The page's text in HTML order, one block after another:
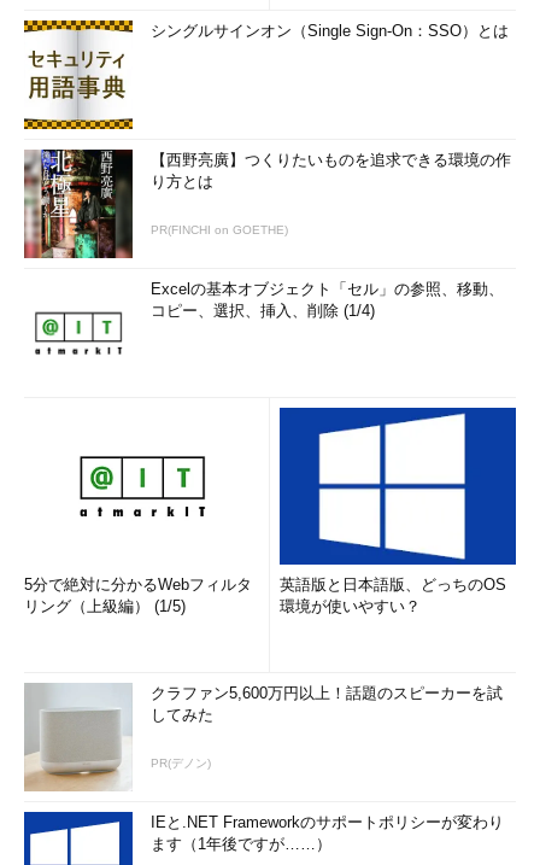
シングルサインオン（Single Sign-On：SSO）とは
【西野亮廣】つくりたいものを追求できる環境の作
り方とは
PR(FINCHI on GOETHE)
Excelの基本オブジェクト「セル」の参照、移動、
コピー、選択、挿入、削除 (1/4)
5分で絶対に分かるWebフィルタ
リング（上級編） (1/5)
英語版と日本語版、どっちのOS
環境が使いやすい？
クラファン5,600万円以上！話題のスピーカーを試
してみた
PR(デノン)
IEと.NET Frameworkのサポートポリシーが変わり
ます（1年後ですが……）